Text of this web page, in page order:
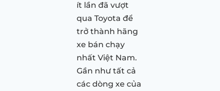
ít lần đã vượt
qua Toyota để
trở thành hãng
xe bán chạy
nhất Việt Nam.
Gần như tất cả
các dòng xe của